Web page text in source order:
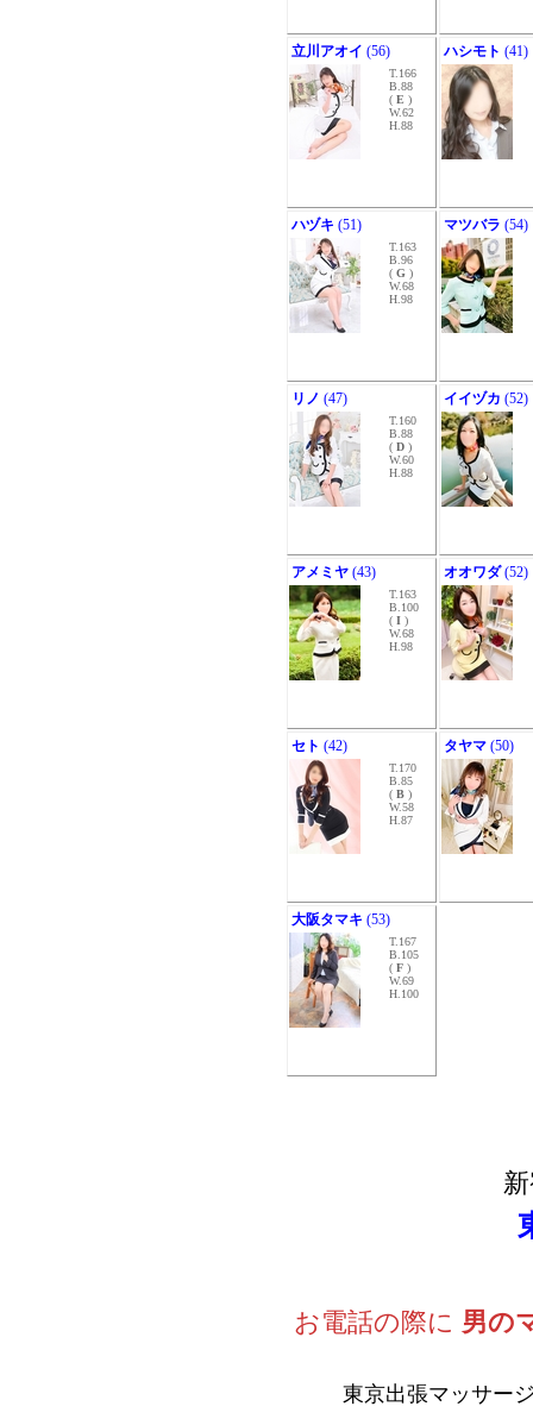
立川アオイ (56)
T.166
B.88
( E )
W.62
H.88
ハシモト (41)
ハヅキ (51)
T.163
B.96
( G )
W.68
H.98
マツバラ (54)
リノ (47)
T.160
B.88
( D )
W.60
H.88
イイヅカ (52)
アメミヤ (43)
T.163
B.100
( I )
W.68
H.98
オオワダ(52)
セト (42)
T.170
B.85
( B )
W.58
H.87
タヤマ (50)
大阪タマキ (53)
T.167
B.105
( F )
W.69
H.100
お電話の際に 男の
東京出張マッサー